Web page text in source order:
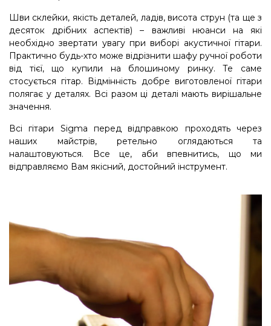
Шви склейки, якість деталей, ладів, висота струн (та ще з
десяток дрібних аспектів) – важливі нюанси на які
необхідно звертати увагу при виборі акустичної гітари.
Практично будь-хто може відрізнити шафу ручної роботи
від тієї, що купили на блошиному ринку. Те саме
стосується гітар. Відмінність добре виготовленої гітари
полягає у деталях. Всі разом ці деталі мають вирішальне
значення.
Всі гітари Sigma перед відправкою проходять через
наших майстрів, ретельно оглядаються та
налаштовуються. Все це, аби впевнитись, що ми
відправляємо Вам якісний, достойний інструмент.